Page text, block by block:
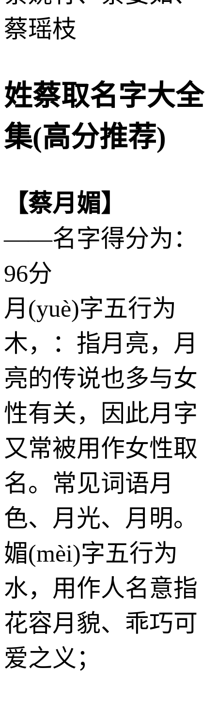
蔡瑶枝
姓蔡取名字大全
集(高分推荐)
【蔡月媚】
——名字得分为：
96分
月(yuè)字五行为
木，：指月亮，月
亮的传说也多与女
性有关，因此月字
又常被用作女性取
名。常见词语月
色、月光、月明。
媚(mèi)字五行为
水，用作人名意指
花容月貌、乖巧可
爱之义；